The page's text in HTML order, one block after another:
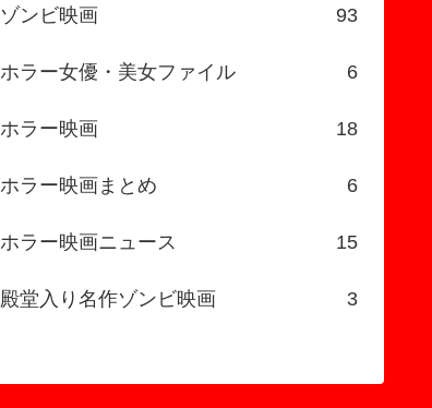
ゾンビ映画 93
ホラー女優・美女ファイル 6
ホラー映画 18
ホラー映画まとめ 6
ホラー映画ニュース 15
殿堂入り名作ゾンビ映画 3